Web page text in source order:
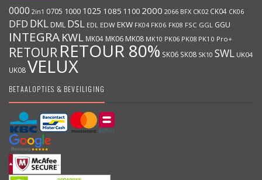
0000 2in1 0705 1000 1025 1085 1100 2000 2066 BFX CK02 CK04 CK06
DFD DKL DML DSL EDL EDW EKW FK04 FK06 FK08 FSC GGL GGU
INTEGRA KWL MK04 MK06 MK08 MK10 PK06 PK08 PK10 Pro+
RETOUR RETOUR 80% SK06 SK08 SK10 SWL UK04
UK08VELUX
BETAALOPTIES & BEVEILIGING